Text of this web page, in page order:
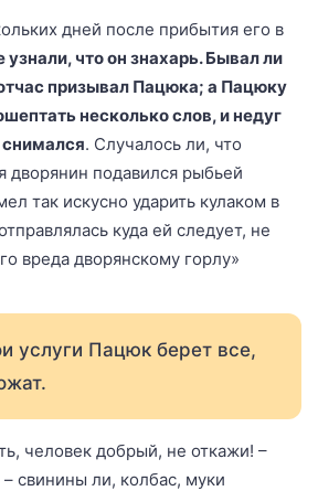
дней после прибытия его в
узнали, что он знахарь. Бывал ли
призывал Пацюка; а Пацюку
несколько слов, и недуг
. Случалось ли, что
дворянин подавился рыбьей
так искусно ударить кулаком в
куда ей следует, не
вреда дворянскому горлу»
услуги Пацюк берет все,
человек добрый, не откажи! –
– свинины ли, колбас, муки